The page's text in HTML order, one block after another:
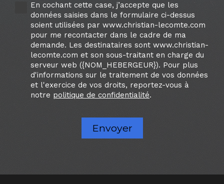
En cochant cette case, j’accepte que les
données saisies dans le formulaire ci-dessus
soient utilisées par www.christian-lecomte.com
pour me recontacter dans le cadre de ma
demande. Les destinataires sont www.christian-
lecomte.com et son sous-traitant en charge du
serveur web ({NOM_HEBERGEUR}). Pour plus
d'informations sur le traitement de vos données
et l'exercice de vos droits, reportez-vous à
notre politique de confidentialité.